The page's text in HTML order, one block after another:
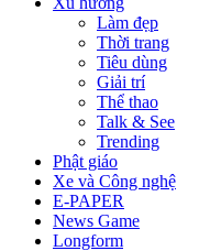
Làm đẹp
Thời trang
Tiêu dùng
Giải trí
Thể thao
Talk & See
Trending
Phật giáo
Xe và Công nghệ
E-PAPER
News Game
Longform